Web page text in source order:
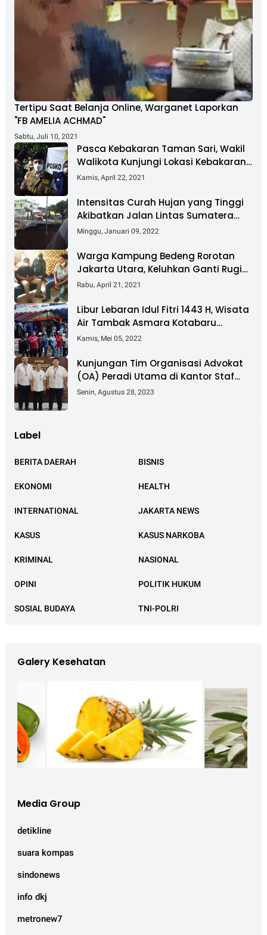
Tertipu Saat Belanja Online, Warganet Laporkan
"FB AMELIA ACHMAD"
Sabtu, Juli 10, 2021
Pasca Kebakaran Taman Sari, Wakil
Walikota Kunjungi Lokasi Kebakaran
Dan Salurkan Bantuan
Kamis, April 22, 2021
Intensitas Curah Hujan yang Tinggi
Akibatkan Jalan Lintas Sumatera
Nyaris Putus
Minggu, Januari 09, 2022
Warga Kampung Bedeng Rorotan
Jakarta Utara, Keluhkan Ganti Rugi
Pembebasan Lahan Tol Cibitung -
Rabu, April 21, 2021
Libur Lebaran Idul Fitri 1443 H, Wisata
Air Tambak Asmara Kotabaru
Dipadati Ribuan Pengunjung
Kamis, Mei 05, 2022
Kunjungan Tim Organisasi Advokat
(OA) Peradi Utama di Kantor Staf
Kepresidenan RI Istana Negara
Senin, Agustus 28, 2023
Label
BERITA DAERAH BISNIS
EKONOMI HEALTH
INTERNATIONAL JAKARTA NEWS
KASUS KASUS NARKOBA
KRIMINAL NASIONAL
OPINI POLITIK HUKUM
SOSIAL BUDAYA TNI-POLRI
Galery Kesehatan
Media Group
detikline
suara kompas
sindonews
info dkj
metronew7